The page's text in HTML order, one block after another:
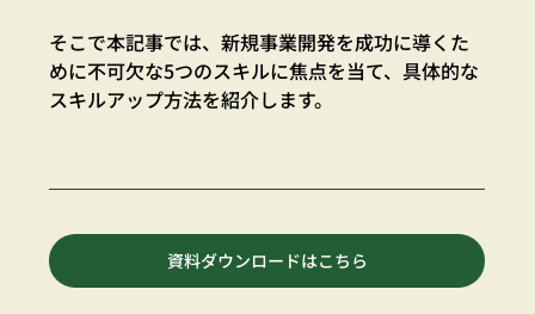
そこで本記事では、新規事業開発を成功に導くた
めに不可欠な5つのスキルに焦点を当て、具体的な
スキルアップ方法を紹介します。
資料ダウンロードはこちら